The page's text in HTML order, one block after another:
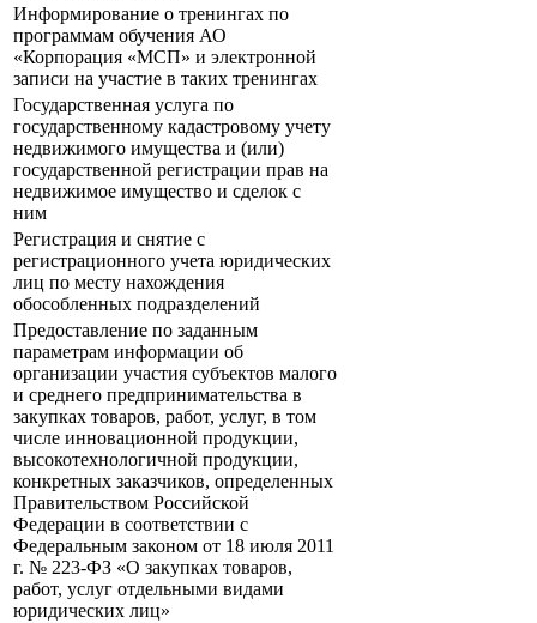
Информирование о тренингах по
программам обучения АО
«Корпорация «МСП» и электронной
записи на участие в таких тренингах
Государственная услуга по
государственному кадастровому учету
недвижимого имущества и (или)
государственной регистрации прав на
недвижимое имущество и сделок с
ним
Регистрация и снятие с
регистрационного учета юридических
лиц по месту нахождения
обособленных подразделений
Предоставление по заданным
параметрам информации об
организации участия субъектов малого
и среднего предпринимательства в
закупках товаров, работ, услуг, в том
числе инновационной продукции,
высокотехнологичной продукции,
конкретных заказчиков, определенных
Правительством Российской
Федерации в соответствии с
Федеральным законом от 18 июля 2011
г. № 223-ФЗ «О закупках товаров,
работ, услуг отдельными видами
юридических лиц»